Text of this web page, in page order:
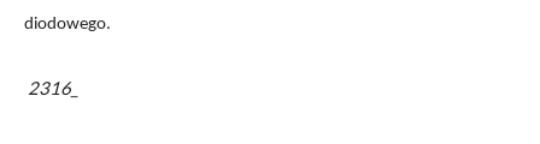
diodowego.
2316_